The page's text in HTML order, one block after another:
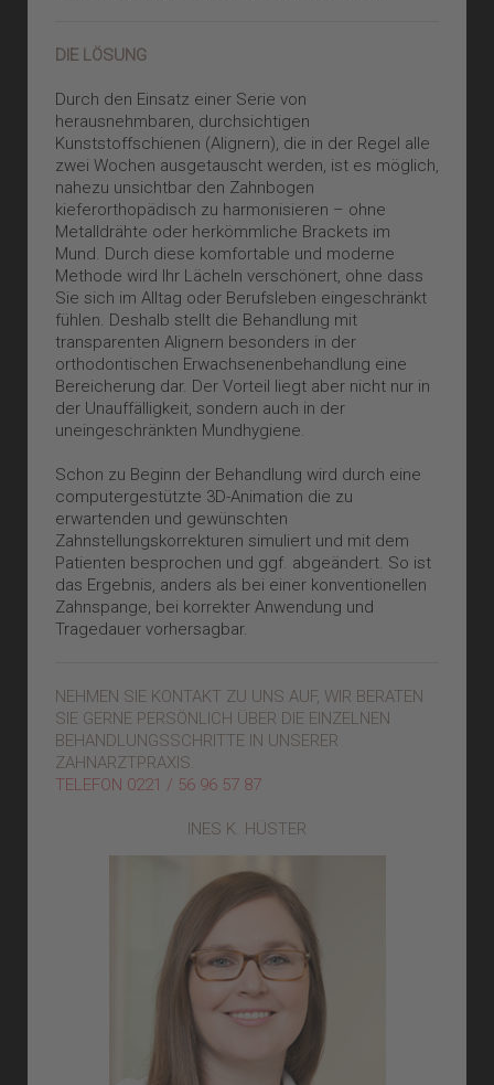
DIE LÖSUNG
Durch den Einsatz einer Serie von
herausnehmbaren, durchsichtigen
Kunststoffschienen (Alignern), die in der Regel alle
zwei Wochen ausgetauscht werden, ist es möglich,
nahezu unsichtbar den Zahnbogen
kieferorthopädisch zu harmonisieren – ohne
Metalldrähte oder herkömmliche Brackets im
Mund. Durch diese komfortable und moderne
Methode wird Ihr Lächeln verschönert, ohne dass
Sie sich im Alltag oder Berufsleben eingeschränkt
fühlen. Deshalb stellt die Behandlung mit
transparenten Alignern besonders in der
orthodontischen Erwachsenenbehandlung eine
Bereicherung dar. Der Vorteil liegt aber nicht nur in
der Unauffälligkeit, sondern auch in der
uneingeschränkten Mundhygiene.
Schon zu Beginn der Behandlung wird durch eine
computergestützte 3D-Animation die zu
erwartenden und gewünschten
Zahnstellungskorrekturen simuliert und mit dem
Patienten besprochen und ggf. abgeändert. So ist
das Ergebnis, anders als bei einer konventionellen
Zahnspange, bei korrekter Anwendung und
Tragedauer vorhersagbar.
NEHMEN SIE KONTAKT ZU UNS AUF, WIR BERATEN
SIE GERNE PERSÖNLICH ÜBER DIE EINZELNEN
BEHANDLUNGSSCHRITTE IN UNSERER
ZAHNARZTPRAXIS.
TELEFON 0221 / 56 96 57 87
INES K. HÜSTER